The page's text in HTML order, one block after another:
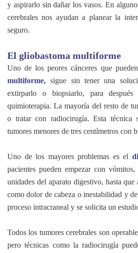
y aspirarlo sin dañar los vasos. En
cerebrales nos ayudan a planear la
seguro.
El gliobastoma multiforme
Uno de los peores cánceres que
multiforme,sigue sin tener una
extirparlo o biopsiarlo, para
quimioterapia. La mayoría del resto de
o tratar con radiocirugía. Esta técnica
tumores menores de tres centímetros con
Uno de los mayores problemas es el
pacientes pueden empezar con
unidades del aparato digestivo, hasta que
como dolor de cabeza o inestabilidad y
proceso intracraneal y se solicita un
Todos los tumores cerebrales son
pero técnicas como la radiocirugía